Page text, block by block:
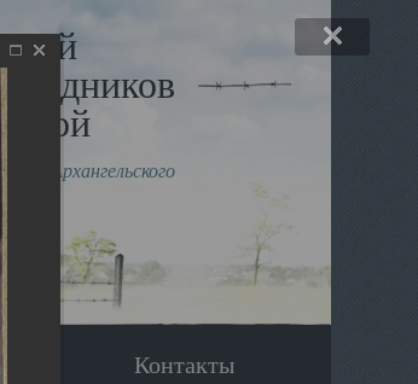
Архангельского
Контакты